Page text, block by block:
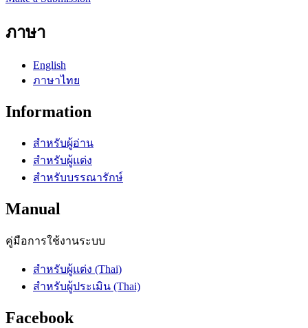
ภาษา
English
ภาษาไทย
Information
สำหรับผู้อ่าน
สำหรับผู้แต่ง
สำหรับบรรณารักษ์
Manual
คู่มือการใช้งานระบบ
สำหรับผู้แต่ง (Thai)
สำหรับผู้ประเมิน (Thai)
Facebook